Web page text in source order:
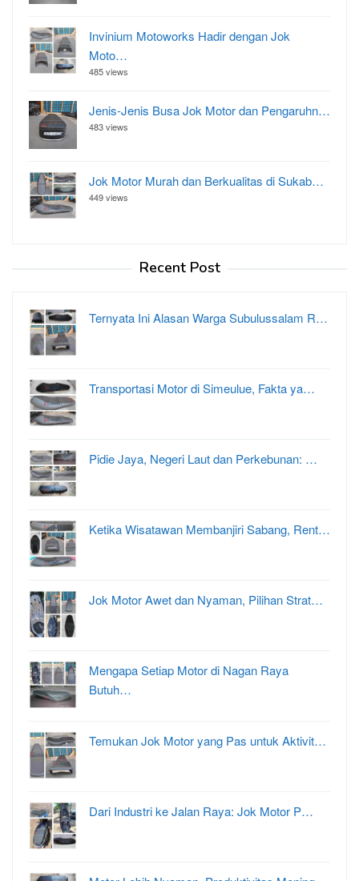
Invinium Motoworks Hadir dengan Jok
Moto…
485 views
Jenis-Jenis Busa Jok Motor dan Pengaruhn…
483 views
Jok Motor Murah dan Berkualitas di Sukab…
449 views
Recent Post
Ternyata Ini Alasan Warga Subulussalam R…
Transportasi Motor di Simeulue, Fakta ya…
Pidie Jaya, Negeri Laut dan Perkebunan: …
Ketika Wisatawan Membanjiri Sabang, Rent…
Jok Motor Awet dan Nyaman, Pilihan Strat…
Mengapa Setiap Motor di Nagan Raya
Butuh…
Temukan Jok Motor yang Pas untuk Aktivit…
Dari Industri ke Jalan Raya: Jok Motor P…